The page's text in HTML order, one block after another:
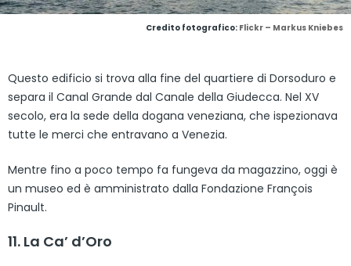
Credito fotografico: Flickr – Markus Kniebes
Questo edificio si trova alla fine del quartiere di Dorsoduro e
separa il Canal Grande dal Canale della Giudecca. Nel XV
secolo, era la sede della dogana veneziana, che ispezionava
tutte le merci che entravano a Venezia.
Mentre fino a poco tempo fa fungeva da magazzino, oggi è
un museo ed è amministrato dalla Fondazione François
Pinault.
11. La Ca’ d’Oro